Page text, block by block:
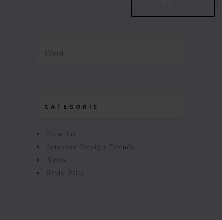
CATEGORIE
How To
Interior Design Trends
News
Style Pills